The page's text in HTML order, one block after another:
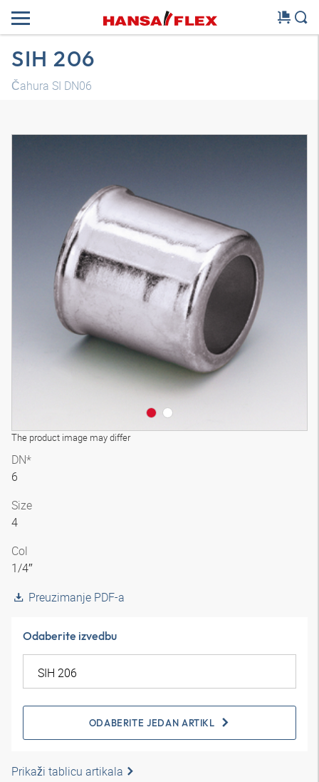
SIH 206
Čahura SI DN06
The product image may differ
DN*
6
Size
4
Col
1/4″
Preuzimanje PDF-a
Odaberite izvedbu
ODABERITE JEDAN ARTIKL
Prikaži tablicu artikala